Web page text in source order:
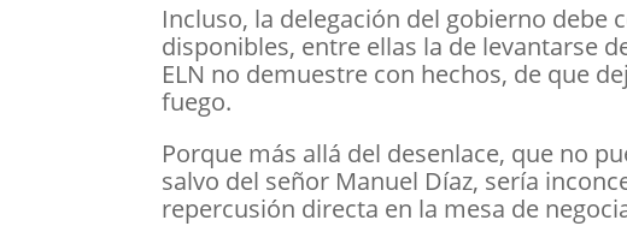
Incluso, la delegación del gobierno debe
disponibles, entre ellas la de levantarse
ELN no demuestre con hechos, de que
fuego.
Porque más allá del desenlace, que no
salvo del señor Manuel Díaz, sería
repercusión directa en la mesa de